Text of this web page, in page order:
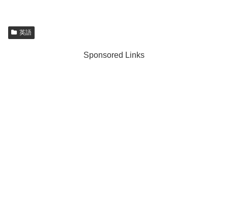
英語
Sponsored Links